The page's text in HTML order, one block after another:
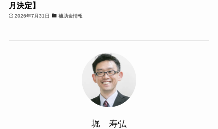
月決定】
2026年7月31日 補助金情報
堀 寿弘